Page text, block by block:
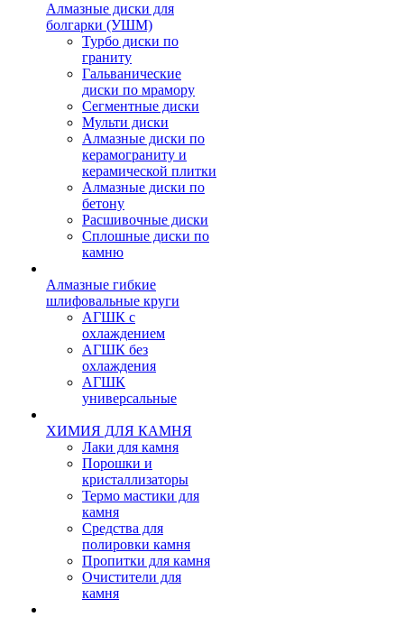
Алмазные диски для
болгарки (УШМ)
Турбо диски по
граниту
Гальванические
диски по мрамору
Сегментные диски
Мульти диски
Алмазные диски по
керамограниту и
керамической плитки
Алмазные диски по
бетону
Расшивочные диски
Сплошные диски по
камню
Алмазные гибкие
шлифовальные круги
АГШК с
охлаждением
АГШК без
охлаждения
АГШК
универсальные
ХИМИЯ ДЛЯ КАМНЯ
Лаки для камня
Порошки и
кристаллизаторы
Термо мастики для
камня
Средства для
полировки камня
Пропитки для камня
Очистители для
камня